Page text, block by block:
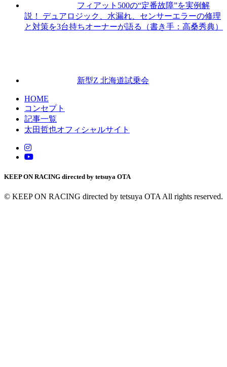
フィアット500の“定番故障”を実例解
説！ デュアロジック、水漏れ、センサーエラーの修理
と対策を3台持ちオーナーが語る（書き手：高桑秀典）
新型Z 北海道試乗会
HOME
コンセプト
記事一覧
太田哲也オフィシャルサイト
KEEP ON RACING directed by tetsuya OTA
© KEEP ON RACING directed by tetsuya OTA All rights reserved.